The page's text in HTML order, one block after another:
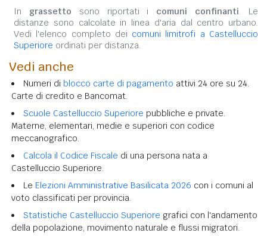
In grassetto sono riportati i comuni confinanti. Le
distanze sono calcolate in linea d'aria dal centro urbano.
Vedi l'elenco completo dei comuni limitrofi a Castelluccio
Superiore ordinati per distanza.
Vedi anche
Numeri di blocco carte di pagamento attivi 24 ore su 24.
Carte di credito e Bancomat.
Scuole Castelluccio Superiore pubbliche e private.
Materne, elementari, medie e superiori con codice
meccanografico.
Calcola il Codice Fiscale di una persona nata a
Castelluccio Superiore.
Le Elezioni Amministrative Basilicata 2026 con i comuni al
voto classificati per provincia.
Statistiche Castelluccio Superiore grafici con l'andamento
della popolazione, movimento naturale e flussi migratori.